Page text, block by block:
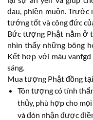
đau, phiền muộn. Trước
tướng tốt và công đức
Bức tượng Phật nằm ở
nhìn thấy những bông
Kết hợp với màu
sáng.
Mua tượng Phật đồng
Tôn tượng có tính
thủy, phù hợp cho
và đón nhận được